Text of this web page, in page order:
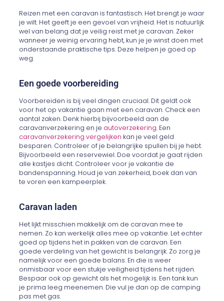
Reizen met een caravan is fantastisch. Het brengt je waar
je wilt. Het geeft je een gevoel van vrijheid. Het is natuurlijk
wel van belang dat je veilig reist met je caravan. Zeker
wanneer je weinig ervaring hebt, kun je je winst doen met
onderstaande praktische tips. Deze helpen je goed op
weg.
Een goede voorbereiding
Voorbereiden is bij veel dingen cruciaal. Dit geldt ook
voor het op vakantie gaan met een caravan. Check een
aantal zaken. Denk hierbij bijvoorbeeld aan de
caravanverzekering en je autoverzekering. Een
caravanverzekering vergelijken kan je veel geld
besparen. Controleer of je belangrijke spullen bij je hebt.
Bijvoorbeeld een reservewiel. Doe voordat je gaat rijden
alle kastjes dicht. Controleer voor je vakantie de
bandenspanning. Houd je van zekerheid, boek dan van
te voren een kampeerplek.
Caravan laden
Het lijkt misschien makkelijk om de caravan mee te
nemen. Zo kan werkelijk alles mee op vakantie. Let echter
goed op tijdens het in pakken van de caravan. Een
goede verdeling van het gewicht is belangrijk. Zo zorg je
namelijk voor een goede balans. En die is weer
onmisbaar voor een stukje veiligheid tijdens het rijden.
Bespaar ook op gewicht als het mogelijk is. Een tank kun
je prima leeg meenemen. Die vul je dan op de camping
pas met gas.